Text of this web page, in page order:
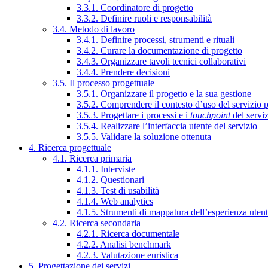
3.3.1. Coordinatore di progetto
3.3.2. Definire ruoli e responsabilità
3.4. Metodo di lavoro
3.4.1. Definire processi, strumenti e rituali
3.4.2. Curare la documentazione di progetto
3.4.3. Organizzare tavoli tecnici collaborativi
3.4.4. Prendere decisioni
3.5. Il processo progettuale
3.5.1. Organizzare il progetto e la sua gestione
3.5.2. Comprendere il contesto d’uso del servizio
3.5.3. Progettare i processi e i touchpointdel
3.5.4. Realizzare l’interfaccia utente del servizio
3.5.5. Validare la soluzione ottenuta
4. Ricerca progettuale
4.1. Ricerca primaria
4.1.1. Interviste
4.1.2. Questionari
4.1.3. Test di usabilità
4.1.4. Web analytics
4.1.5. Strumenti di mappatura dell’esperienza
4.2. Ricerca secondaria
4.2.1. Ricerca documentale
4.2.2. Analisi benchmark
4.2.3. Valutazione euristica
5. Progettazione dei servizi